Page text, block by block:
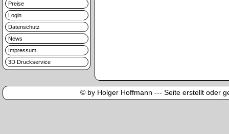
Preise
Login
Datenschutz
News
Impressum
3D Druckservice
© by Holger Hoffmann --- Seite erstellt oder